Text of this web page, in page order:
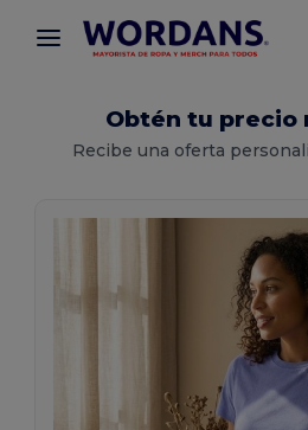
× App de Wordans
¡Mejores precios en app!
Obtén tu precio
Recibe una oferta